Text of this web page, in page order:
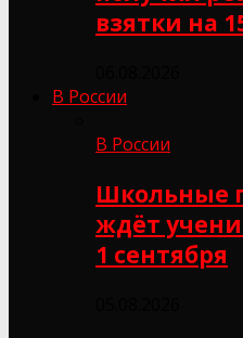
взятки на
В России
В России
Школьные
ждёт
1 сентября